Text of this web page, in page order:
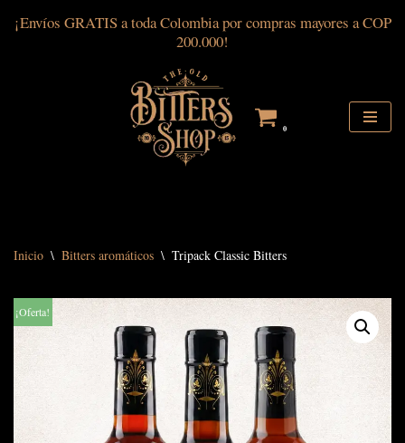
¡Envíos GRATIS a toda Colombia por compras mayores a COP
200.000!
0
Inicio \ Bitters aromáticos \ Tripack Classic Bitters
¡Oferta!